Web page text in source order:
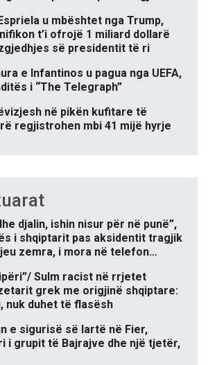
u mbështet nga Trump,
t’i ofrojë 1 miliard dollarë
së presidentit të ri
e Infantinos u pagua nga UEFA,
i “The Telegraph”
në pikën kufitare të
regjistrohen mbi 41 mijë hyrje
djalin, ishin nisur për në punë”,
i shqiptarit pas aksidentit tragjik
zemra, i mora në telefon…
Sulm racist në rrjetet
grek me origjinë shqiptare:
nuk duhet të flasësh
e sigurisë së lartë në Fier,
i grupit të Bajrajve dhe një tjetër,